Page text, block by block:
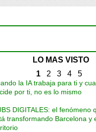
LO MAS VISTO
1 2 3 4 5
la IA trabaja para ti y
por ti, no es lo mismo
DIGITALES: el fenómeno
transformando Barcelona y